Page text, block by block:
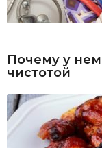
Почему у
чистотой